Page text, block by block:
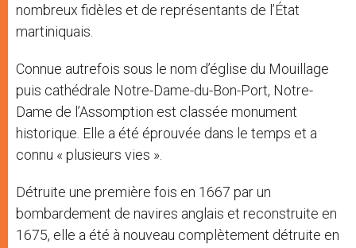
nombreux fidèles et de représentants de l’État
martiniquais.
Connue autrefois sous le nom d’église du Mouillage
puis cathédrale Notre-Dame-du-Bon-Port, Notre-
Dame de l’Assomption est classée monument
historique. Elle a été éprouvée dans le temps et a
connu « plusieurs vies ».
Détruite une première fois en 1667 par un
bombardement de navires anglais et reconstruite en
1675, elle a été à nouveau complètement détruite en